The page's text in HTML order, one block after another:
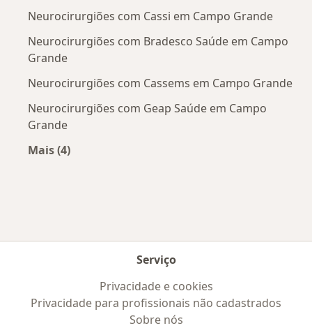
Neurocirurgiões com Cassi em Campo Grande
Neurocirurgiões com Bradesco Saúde em Campo
Grande
Neurocirurgiões com Cassems em Campo Grande
Neurocirurgiões com Geap Saúde em Campo
Grande
Mais (4)
Serviço
Privacidade e cookies
Privacidade para profissionais não cadastrados
Sobre nós